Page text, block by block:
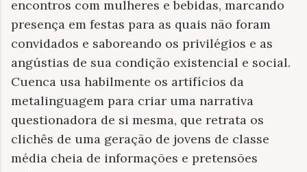
encontros com mulheres e bebidas, marcando
presença em festas para as quais não foram
convidados e saboreando os privilégios e as
angústias de sua condição existencial e social.
Cuenca usa habilmente os artifícios da
metalinguagem para criar uma narrativa
questionadora de si mesma, que retrata os
clichês de uma geração de jovens de classe
média cheia de informações e pretensões